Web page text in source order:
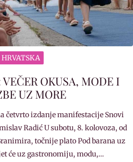
HRVATSKA
OKUSA, MODE I
UZ MORE
četvrto izdanje manifestacije Snovi
Radić U subotu, 8. kolovoza, od
točnije plato Pod barana uz
će uz gastronomiju, modu,…